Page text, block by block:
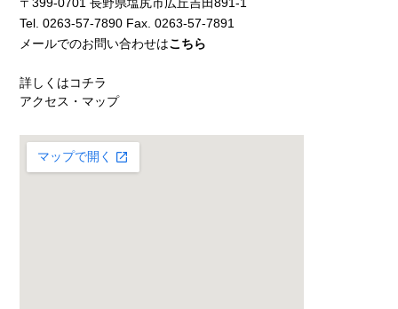
Tel. 0263-57-7890 Fax. 0263-57-7891
メールでのお問い合わせはこちら
詳しくはコチラ
アクセス・マップ